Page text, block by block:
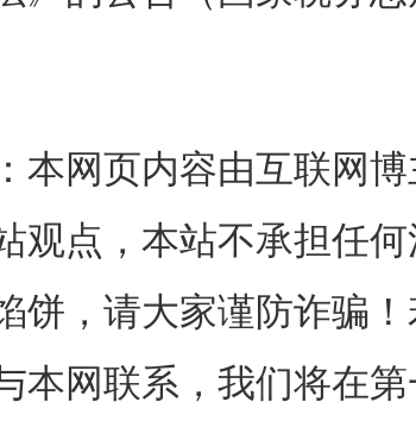
理，根据现行研发机
，制定本办法。
二条 符合条件的研发
采购国产设备，按照
下简称采购国产设备退
本网页内容由互联网
观点，本站不承担任
饼，请大家谨防诈骗
本网联系，我们将在第